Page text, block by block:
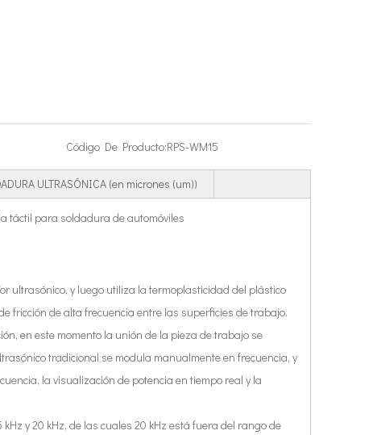
Código De Producto:RPS-WM15
ULTRASÓNICA (en micrones (um))
táctil para soldadura de automóviles
ultrasónico, y luego utiliza la termoplasticidad del plástico
fricción de alta frecuencia entre las superficies de trabajo.
en este momento la unión de la pieza de trabajo se
tradicional se modula manualmente en frecuencia, y
la visualización de potencia en tiempo real y la
y 20 kHz, de las cuales 20 kHz está fuera del rango de